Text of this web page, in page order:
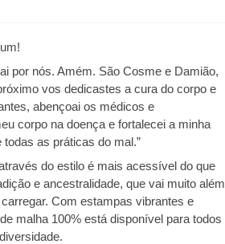
por nós. Amém. São Cosme e Damião,
vos dedicastes a cura do corpo e
abençoai os médicos e
corpo na doença e fortalecei a minha
as práticas do mal.”
do estilo é mais acessível do que
e ancestralidade, que vai muito além
Com estampas vibrantes e
malha 100% está disponível para todos